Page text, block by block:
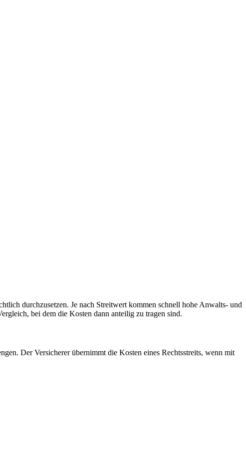
durchzusetzen. Je nach Streitwert kommen schnell hohe Anwalts- und
bei dem die Kosten dann anteilig zu tragen sind.
Der Versicherer übernimmt die Kosten eines Rechtsstreits, wenn mit